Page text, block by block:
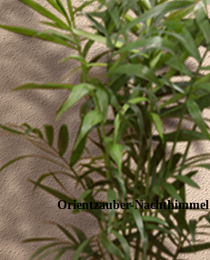
Orientzauber-Nachthimmel